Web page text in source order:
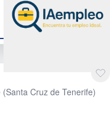
Cruz de Tenerife)